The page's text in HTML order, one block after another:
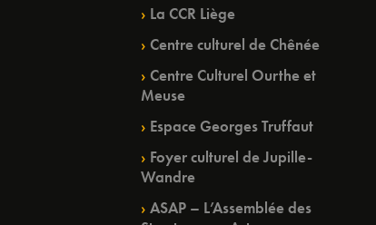
La CCR Liège
Centre culturel de Chênée
Centre Culturel Ourthe et
Meuse
Espace Georges Truffaut
Foyer culturel de Jupille-
Wandre
ASAP – L’Assemblée des